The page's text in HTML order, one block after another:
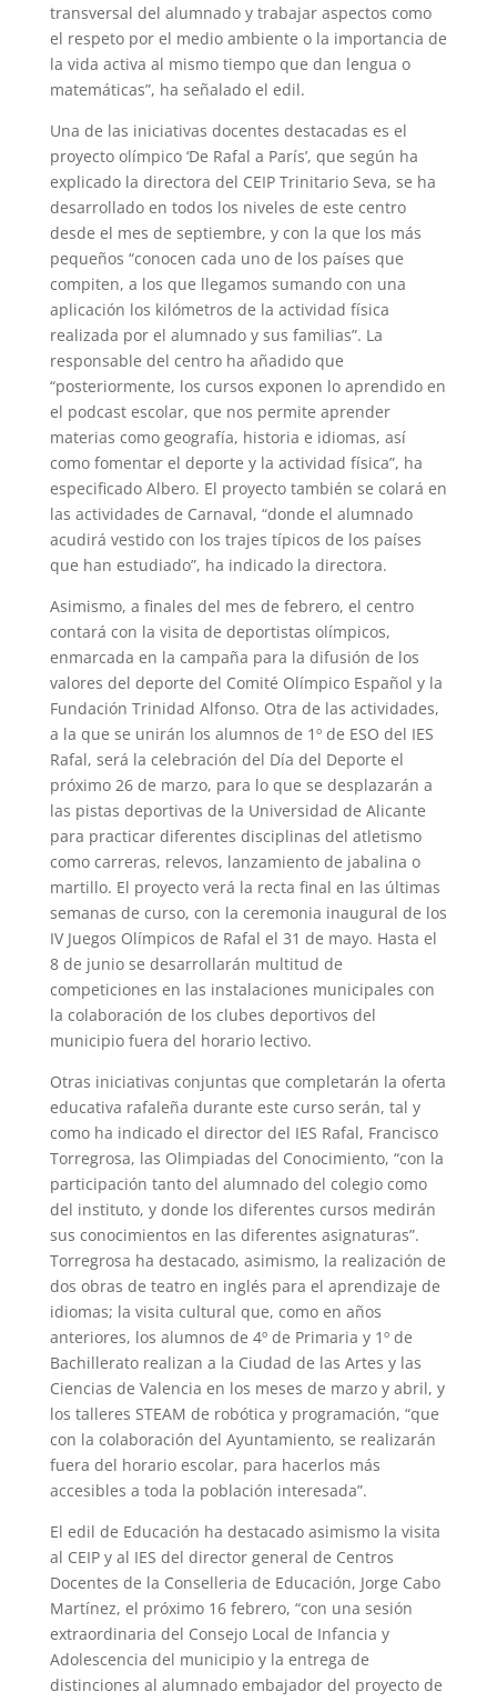
transversal del alumnado y trabajar aspectos como
el respeto por el medio ambiente o la importancia de
la vida activa al mismo tiempo que dan lengua o
matemáticas”, ha señalado el edil.
Una de las iniciativas docentes destacadas es el
proyecto olímpico ‘De Rafal a París’, que según ha
explicado la directora del CEIP Trinitario Seva, se ha
desarrollado en todos los niveles de este centro
desde el mes de septiembre, y con la que los más
pequeños “conocen cada uno de los países que
compiten, a los que llegamos sumando con una
aplicación los kilómetros de la actividad física
realizada por el alumnado y sus familias”. La
responsable del centro ha añadido que
“posteriormente, los cursos exponen lo aprendido en
el podcast escolar, que nos permite aprender
materias como geografía, historia e idiomas, así
como fomentar el deporte y la actividad física”, ha
especificado Albero. El proyecto también se colará en
las actividades de Carnaval, “donde el alumnado
acudirá vestido con los trajes típicos de los países
que han estudiado”, ha indicado la directora.
Asimismo, a finales del mes de febrero, el centro
contará con la visita de deportistas olímpicos,
enmarcada en la campaña para la difusión de los
valores del deporte del Comité Olímpico Español y la
Fundación Trinidad Alfonso. Otra de las actividades,
a la que se unirán los alumnos de 1º de ESO del IES
Rafal, será la celebración del Día del Deporte el
próximo 26 de marzo, para lo que se desplazarán a
las pistas deportivas de la Universidad de Alicante
para practicar diferentes disciplinas del atletismo
como carreras, relevos, lanzamiento de jabalina o
martillo. El proyecto verá la recta final en las últimas
semanas de curso, con la ceremonia inaugural de los
IV Juegos Olímpicos de Rafal el 31 de mayo. Hasta el
8 de junio se desarrollarán multitud de
competiciones en las instalaciones municipales con
la colaboración de los clubes deportivos del
municipio fuera del horario lectivo.
Otras iniciativas conjuntas que completarán la oferta
educativa rafaleña durante este curso serán, tal y
como ha indicado el director del IES Rafal, Francisco
Torregrosa, las Olimpiadas del Conocimiento, “con la
participación tanto del alumnado del colegio como
del instituto, y donde los diferentes cursos medirán
sus conocimientos en las diferentes asignaturas”.
Torregrosa ha destacado, asimismo, la realización de
dos obras de teatro en inglés para el aprendizaje de
idiomas; la visita cultural que, como en años
anteriores, los alumnos de 4º de Primaria y 1º de
Bachillerato realizan a la Ciudad de las Artes y las
Ciencias de Valencia en los meses de marzo y abril, y
los talleres STEAM de robótica y programación, “que
con la colaboración del Ayuntamiento, se realizarán
fuera del horario escolar, para hacerlos más
accesibles a toda la población interesada”.
El edil de Educación ha destacado asimismo la visita
al CEIP y al IES del director general de Centros
Docentes de la Conselleria de Educación, Jorge Cabo
Martínez, el próximo 16 febrero, “con una sesión
extraordinaria del Consejo Local de Infancia y
Adolescencia del municipio y la entrega de
distinciones al alumnado embajador del proyecto de